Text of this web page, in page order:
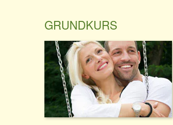
GRUNDKURS